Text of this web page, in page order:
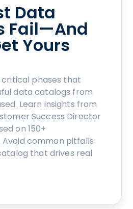
Data
Fail—And
Yours
phases that
data catalogs from
Learn insights from
Success Director
on 150+
common pitfalls
that drives real